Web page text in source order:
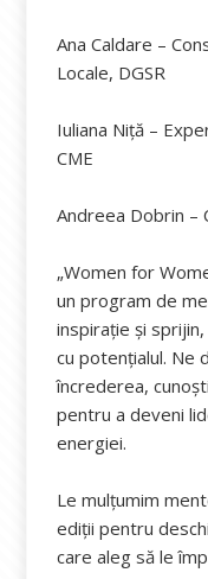
Ana Caldare –
Locale, DGSR
Iuliana Niță –
CME
Andreea Dobrin –
„Women for
un program de
inspirație și
cu potențialul. Ne
încrederea,
pentru a deveni
energiei.
Le mulțumim
ediții pentru
care aleg să le